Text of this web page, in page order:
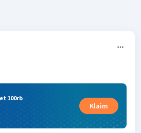
100rb
Klaim